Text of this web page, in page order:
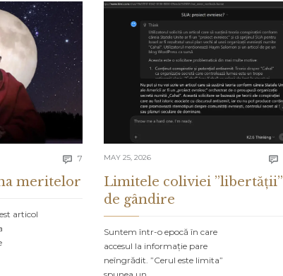
 7 Comments
meritelor
articol
MAY 25, 2026 
Limitele coliviei ”libertății”
de gândire
Suntem într-o epocă în care
accesul la informație pare
neîngrădit. ”Cerul este limita”